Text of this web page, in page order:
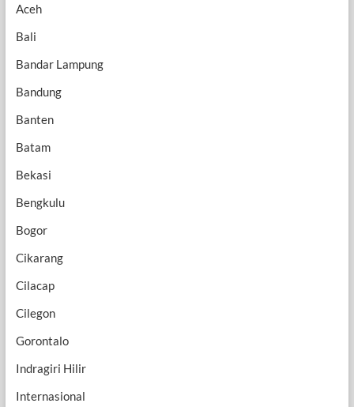
Aceh
Bali
Bandar Lampung
Bandung
Banten
Batam
Bekasi
Bengkulu
Bogor
Cikarang
Cilacap
Cilegon
Gorontalo
Indragiri Hilir
Internasional